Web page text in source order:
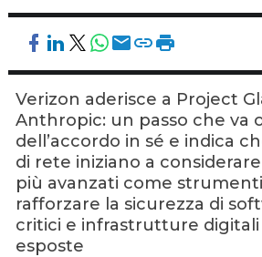
Verizon aderisce a Project
Anthropic: un passo che va
dell’accordo in sé e indica
di rete iniziano a
più avanzati come
rafforzare la sicurezza di
critici e infrastrutture
esposte